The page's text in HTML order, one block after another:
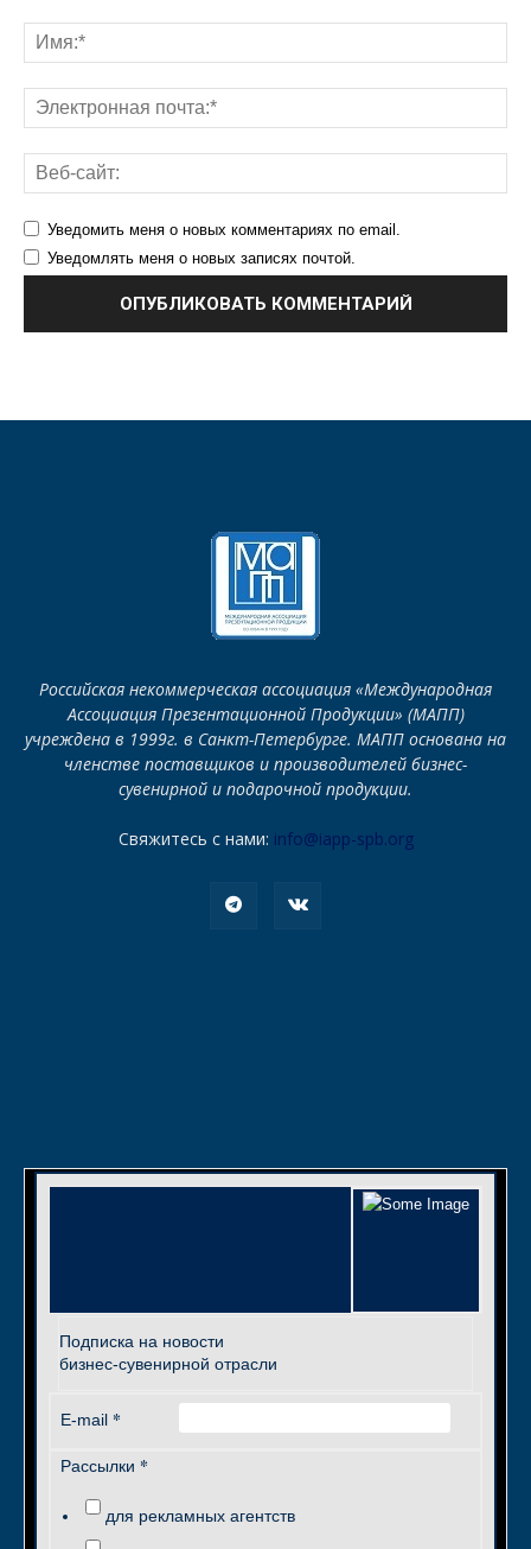
Уведомить меня о новых комментариях по email.
Уведомлять меня о новых записях почтой.
Российская некоммерческая ассоциация «Международная
Ассоциация Презентационной Продукции» (МАПП)
учреждена в 1999г. в Санкт-Петербурге. МАПП основана на
членстве поставщиков и производителей бизнес-
сувенирной и подарочной продукции.
Свяжитесь с нами: info@iapp-spb.org
Подписка на новости
бизнес-сувенирной отрасли
E-mail *
Рассылки *
для рекламных агентств